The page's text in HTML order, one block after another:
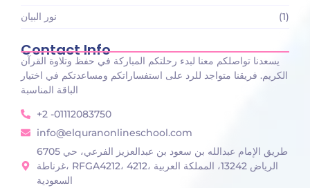
نور البيان
(1)
Contact Info
يسعدنا تواصلكم معنا لبدء رحلتكم المباركة في حفظ وتلاوة القرآن
الكريم. فريقنا متواجد للرد على استفساراتكم ومساعدتكم في اختيار
الباقة المناسبة
+2 -01112083750
info@elquranonlineschool.com
6705 طريق الإمام عبدالله بن سعود بن عبدالعزيز الفرعي، حي
غرناطة، RFGA4212، 4212، الرياض 13242، المملكة العربية
السعودية